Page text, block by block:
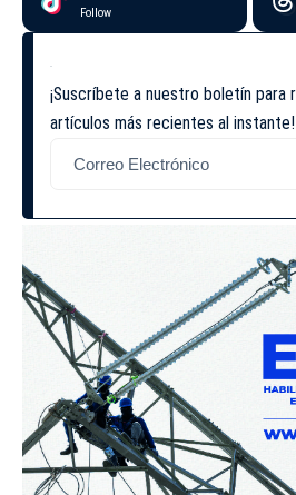
Follow
¡Suscríbete a nuestro boletín para
artículos más recientes al instante!